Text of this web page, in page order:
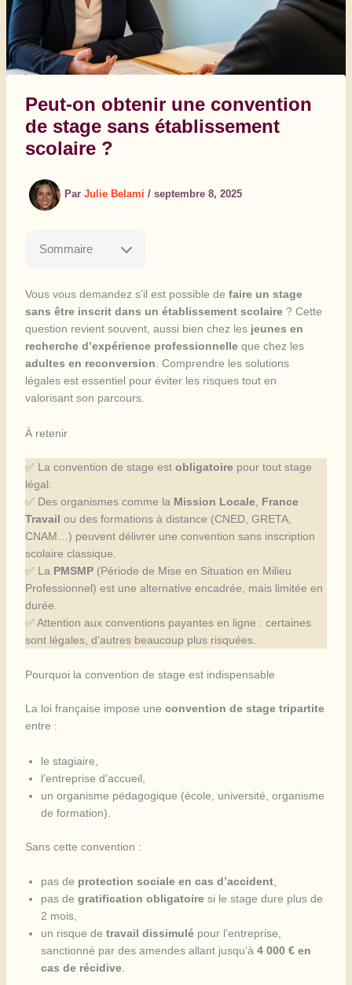
Peut-on obtenir une convention
de stage sans établissement
scolaire ?
Par Julie Belami / septembre 8, 2025
Sommaire
Vous vous demandez s’il est possible de faire un stage
sans être inscrit dans un établissement scolaire ? Cette
question revient souvent, aussi bien chez les jeunes en
recherche d’expérience professionnelleque chez les
adultes en reconversion. Comprendre les solutions
légales est essentiel pour éviter les risques tout en
valorisant son parcours.
À retenir
✅ La convention de stage est obligatoirepour tout stage
légal.
✅ Des organismes comme la Mission Locale, France
Travail ou des formations à distance (CNED, GRETA,
CNAM…) peuvent délivrer une convention sans inscription
scolaire classique.
✅ La PMSMP(Période de Mise en Situation en Milieu
Professionnel) est une alternative encadrée, mais limitée en
durée.
✅ Attention aux conventions payantes en ligne : certaines
sont légales, d’autres beaucoup plus risquées.
Pourquoi la convention de stage est indispensable
La loi française impose une convention de stage tripartite
entre :
le stagiaire,
l’entreprise d’accueil,
un organisme pédagogique (école, université, organisme
de formation).
Sans cette convention :
pas de protection sociale en cas d’accident,
pas de gratification obligatoiresi le stage dure plus de
2 mois,
un risque de travail dissimulépour l’entreprise,
sanctionné par des amendes allant jusqu’à 4 000 € en
cas de récidive.